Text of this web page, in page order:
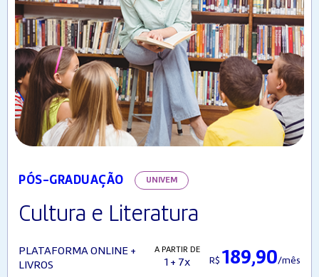
PÓS-GRADUAÇÃO UNIVEM
Cultura e Literatura
PLATAFORMA ONLINE +
LIVROS
A PARTIR DE
1 + 7x R$ 189,90/mês